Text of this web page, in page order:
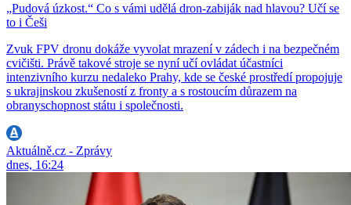
„Pudová úzkost.“ Co s vámi udělá dron-zabiják nad hlavou? Učí se
to i Češi
Zvuk FPV dronu dokáže vyvolat mrazení v zádech i na bezpečném
cvičišti. Právě takové stroje se nyní učí ovládat účastníci
intenzivního kurzu nedaleko Prahy, kde se české prostředí propojuje
s ukrajinskou zkušeností z fronty a s rostoucím důrazem na
obranyschopnost státu i společnosti.
Aktuálně.cz - Zprávy
dnes, 16:24